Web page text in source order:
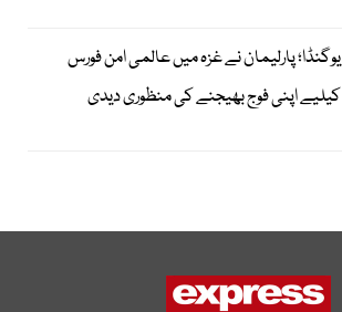
یوگنڈا؛ پارلیمان نے غزہ میں عالمی امن فورس
کیلیے اپنی فوج بھیجنے کی منظوری دیدی